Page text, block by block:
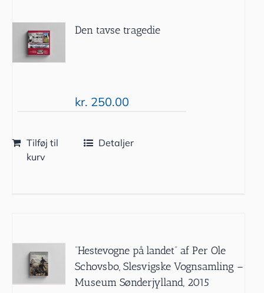
Den tavse tragedie
kr. 250.00
Tilføj til
kurv
Detaljer
”Hestevogne på landet” af Per Ole
Schovsbo, Slesvigske Vognsamling –
Museum Sønderjylland, 2015